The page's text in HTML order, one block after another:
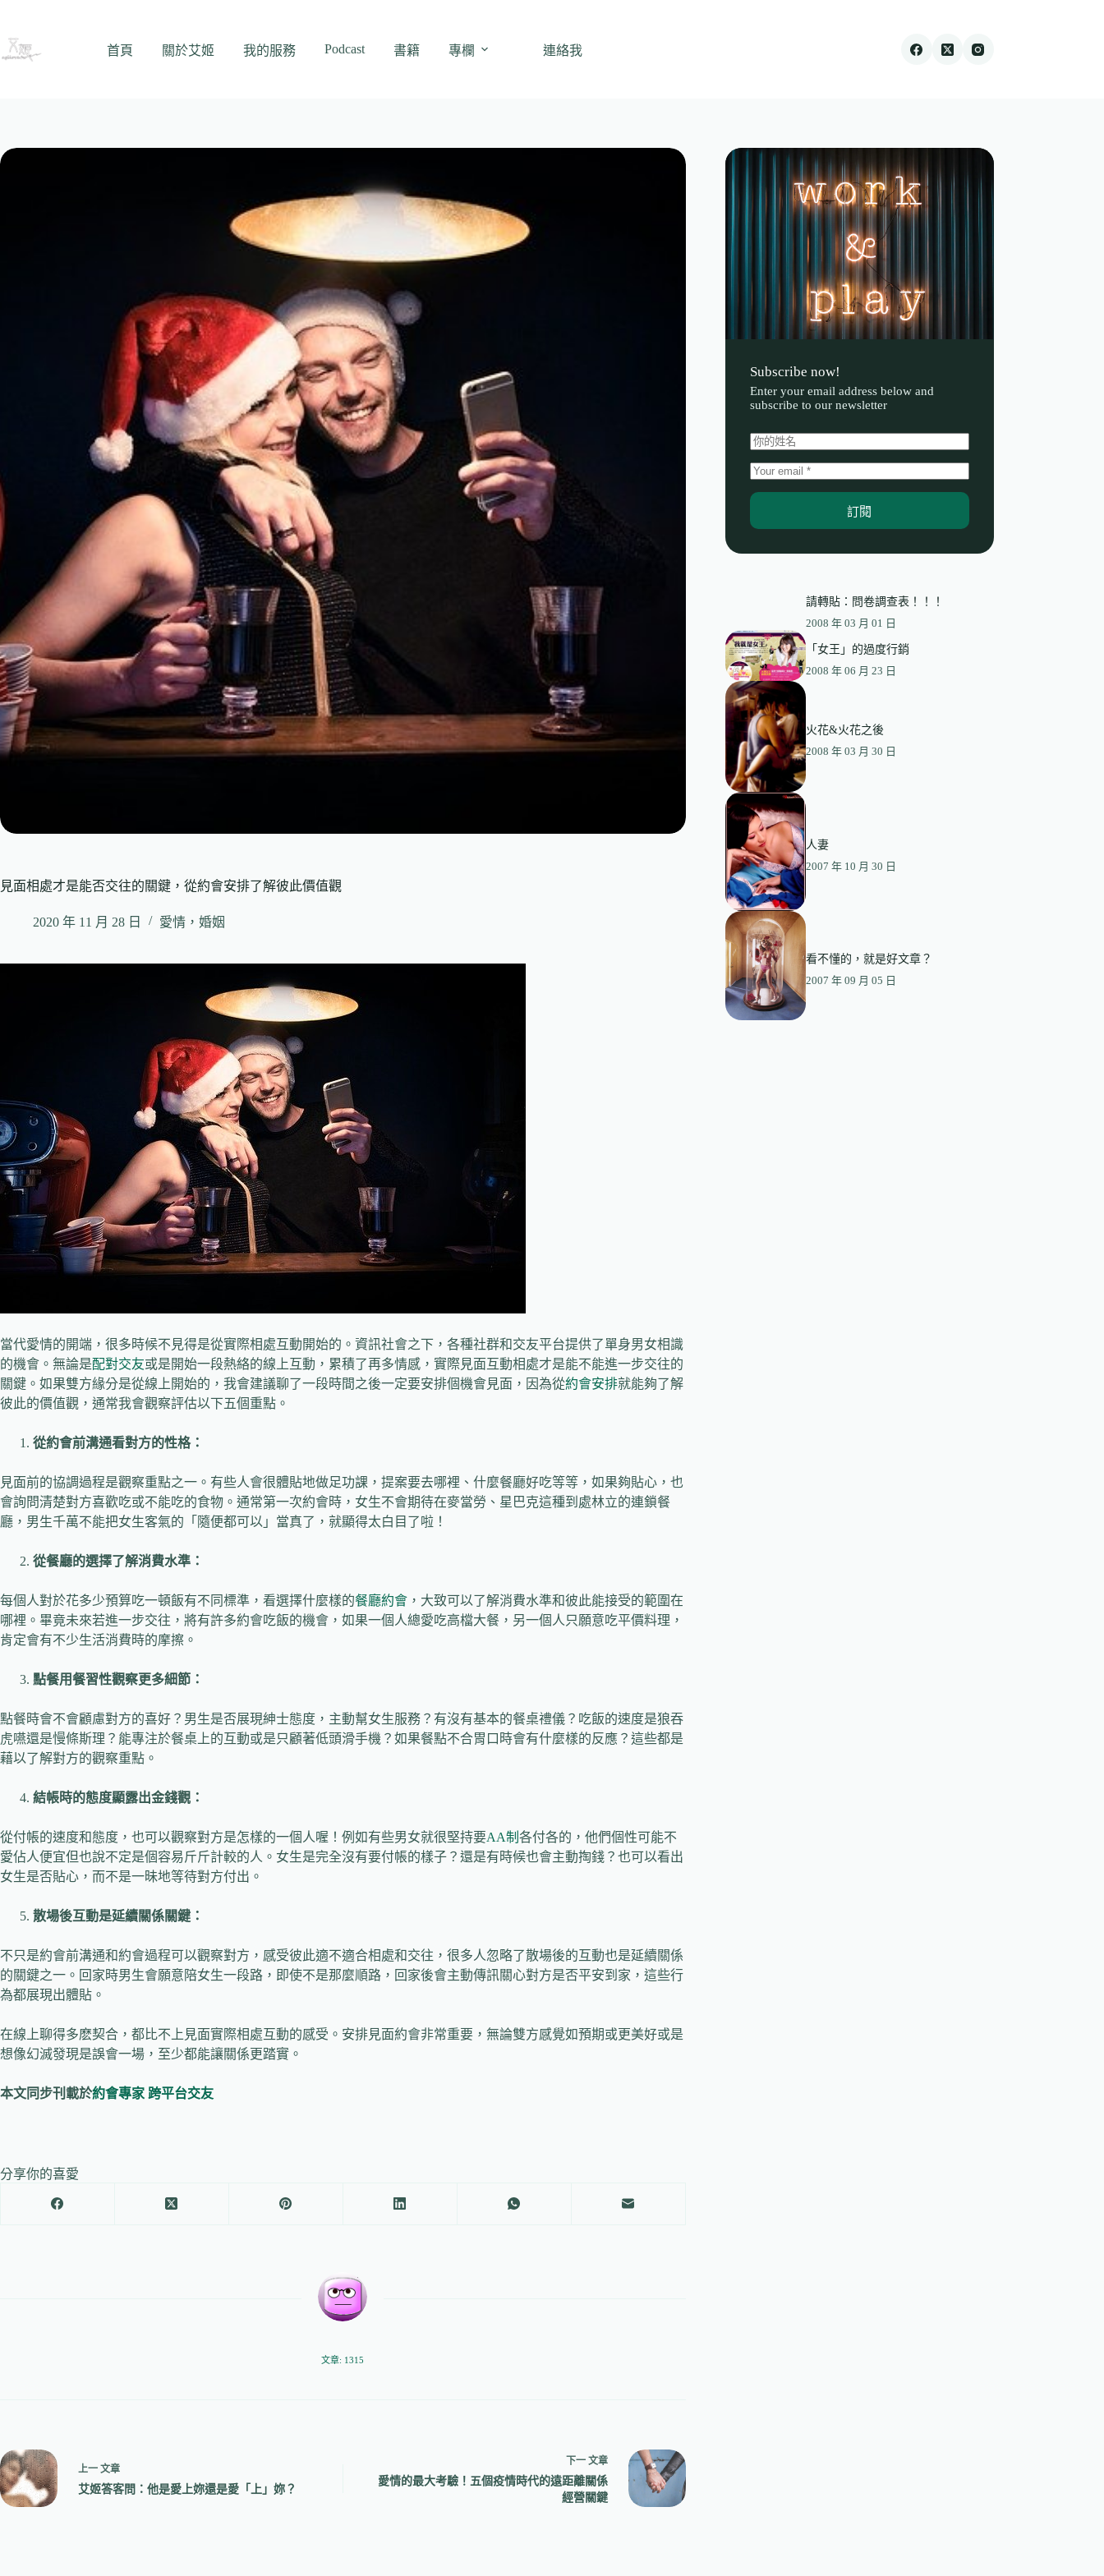
主
首頁 關於艾姬 我的服務 Podcast 書籍 專欄 連絡我
見面相處才是能否交往的關鍵，從約會安排了解彼此價值觀
2020 年 11 月 28 日 愛情，婚姻
當代愛情的開端，很多時候不見得是從實際相處互動開始的。資訊社會之下，各種社群和交友平台提供了單身男女相識
的機會。無論是配對交友或是開始一段熱絡的線上互動，累積了再多情感，實際見面互動相處才是能不能進一步交往的
關鍵。如果雙方緣分是從線上開始的，我會建議聊了一段時間之後一定要安排個機會見面，因為從約會安排就能夠了解
彼此的價值觀，通常我會觀察評估以下五個重點。
從約會前溝通看對方的性格：
見面前的協調過程是觀察重點之一。有些人會很體貼地做足功課，提案要去哪裡、什麼餐廳好吃等等，如果夠貼心，也
會詢問清楚對方喜歡吃或不能吃的食物。通常第一次約會時，女生不會期待在麥當勞、星巴克這種到處林立的連鎖餐
廳，男生千萬不能把女生客氣的「隨便都可以」當真了，就顯得太白目了啦！
從餐廳的選擇了解消費水準：
每個人對於花多少預算吃一頓飯有不同標準，看選擇什麼樣的餐廳約會 ，大致可以了解消費水準和彼此能接受的範圍在
哪裡。畢竟未來若進一步交往，將有許多約會吃飯的機會，如果一個人總愛吃高檔大餐，另一個人只願意吃平價料理，
肯定會有不少生活消費時的摩擦。
點餐用餐習性觀察更多細節：
點餐時會不會顧慮對方的喜好？男生是否展現紳士態度，主動幫女生服務？有沒有基本的餐桌禮儀？吃飯的速度是狼吞
虎嚥還是慢條斯理？能專注於餐桌上的互動或是只顧著低頭滑手機？如果餐點不合胃口時會有什麼樣的反應？這些都是
藉以了解對方的觀察重點。
結帳時的態度顯露出金錢觀：
從付帳的速度和態度，也可以觀察對方是怎樣的一個人喔！例如有些男女就很堅持要AA制 各付各的，他們個性可能不
愛佔人便宜但也說不定是個容易斤斤計較的人。女生是完全沒有要付帳的樣子？還是有時候也會主動掏錢？也可以看出
女生是否貼心，而不是一昧地等待對方付出。
散場後互動是延續關係關鍵：
不只是約會前溝通和約會過程可以觀察對方，感受彼此適不適合相處和交往，很多人忽略了散場後的互動也是延續關係
的關鍵之一。回家時男生會願意陪女生一段路，即使不是那麼順路，回家後會主動傳訊關心對方是否平安到家，這些行
為都展現出體貼。
在線上聊得多麽契合，都比不上見面實際相處互動的感受。安排見面約會非常重要，無論雙方感覺如預期或更美好或是
想像幻滅發現是誤會一場，至少都能讓關係更踏實。
本文同步刊載於約會專家 跨平台交友
分享你的喜愛
文章: 1315
上一 文章
艾姬答客問：他是愛上妳還是愛「上」妳？
下一 文章
愛情的最大考驗！五個疫情時代的遠距離關係
經營關鍵
Subscribe now!
Enter your email address below and
subscribe to our newsletter
訂閱
請轉貼：問卷調查表！！！
2008 年 03 月 01 日
「女王」的過度行銷
2008 年 06 月 23 日
火花&火花之後
2008 年 03 月 30 日
人妻
2007 年 10 月 30 日
看不懂的，就是好文章？
2007 年 09 月 05 日